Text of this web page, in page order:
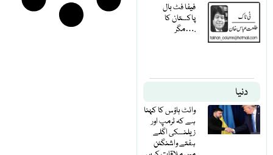
فیفا فٹ بال
پاکستان کا
مگر….
دنیا
وائٹ ہاؤس کا کہنا
ہے کہ ٹرمپ اور
زیلنسکی اگلے
ہفتے واشنگٹن